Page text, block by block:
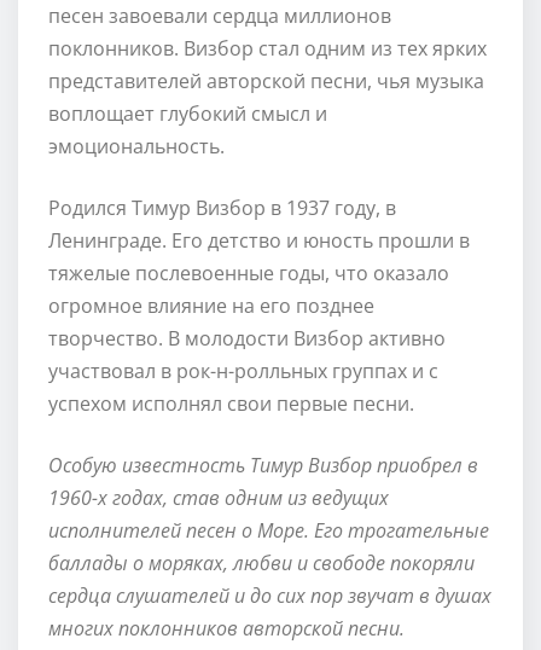
песен завоевали сердца миллионов
поклонников. Визбор стал одним из тех ярких
представителей авторской песни, чья музыка
воплощает глубокий смысл и
эмоциональность.
Родился Тимур Визбор в 1937 году, в
Ленинграде. Его детство и юность прошли в
тяжелые послевоенные годы, что оказало
огромное влияние на его позднее
творчество. В молодости Визбор активно
участвовал в рок-н-ролльных группах и с
успехом исполнял свои первые песни.
Особую известность Тимур Визбор приобрел в
1960-х годах, став одним из ведущих
исполнителей песен о Море. Его трогательные
баллады о моряках, любви и свободе покоряли
сердца слушателей и до сих пор звучат в душах
многих поклонников авторской песни.